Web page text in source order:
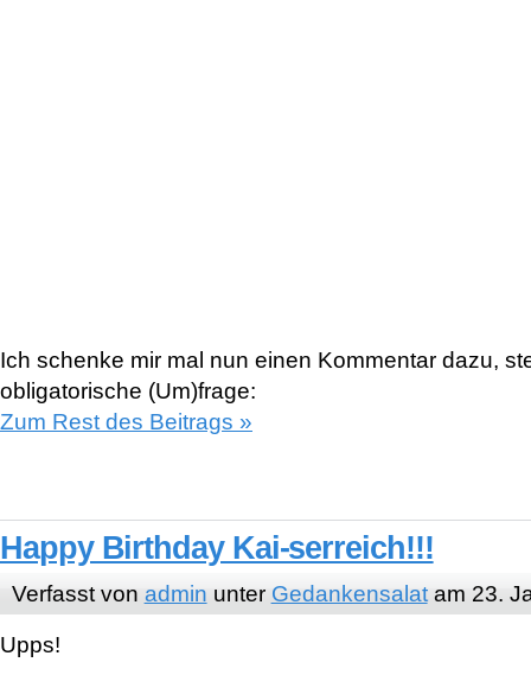
Ich schenke mir mal nun einen Kommentar dazu,
obligatorische (Um)frage:
Zum Rest des Beitrags »
Happy Birthday Kai-serreich!!!
Verfasst von admin unter Gedankensalatam 23.
Upps!